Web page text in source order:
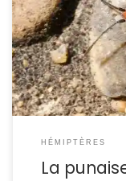
partie
SYSTÉMATIQUE :
Lygaeidae Pour voir
Lygaeus = obscur et
HÉMIPTÈRES
La